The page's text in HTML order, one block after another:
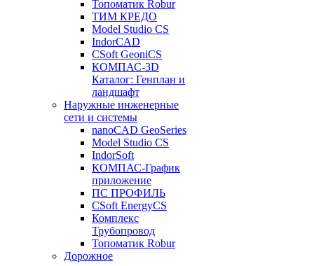
Топоматик Robur
ТИМ КРЕДО
Model Studio CS
IndorCAD
CSoft GeoniCS
КОМПАС-3D
Каталог: Генплан и
ландшафт
Наружные инженерные
сети и системы
nanoCAD GeoSeries
Model Studio CS
IndorSoft
КОМПАС-График
приложение
ПС ПРОФИЛЬ
CSoft EnergyCS
Комплекс
Трубопровод
Топоматик Robur
Дорожное